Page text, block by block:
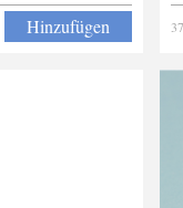
Hinzufügen